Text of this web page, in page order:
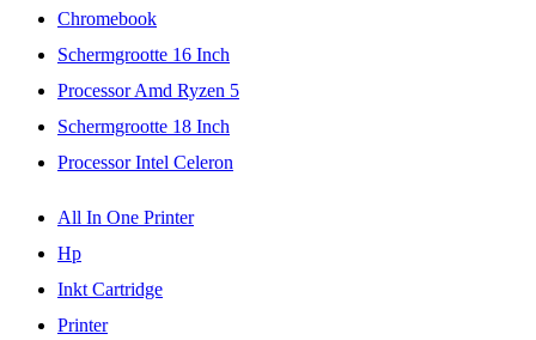
Chromebook
Schermgrootte 16 Inch
Processor Amd Ryzen 5
Schermgrootte 18 Inch
Processor Intel Celeron
All In One Printer
Hp
Inkt Cartridge
Printer